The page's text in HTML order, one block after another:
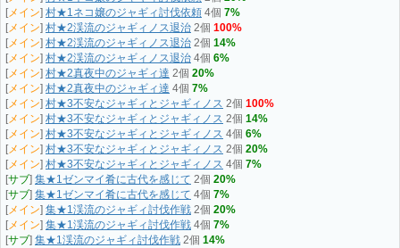
[メイン] 村★1ネコ嬢のジャギィ討伐依頼 4個 7%
[メイン] 村★2渓流のジャギィノス退治 2個 100%
[メイン] 村★2渓流のジャギィノス退治 2個 14%
[メイン] 村★2渓流のジャギィノス退治 4個 6%
[メイン] 村★2真夜中のジャギィ達 2個 20%
[メイン] 村★2真夜中のジャギィ達 4個 7%
[メイン] 村★3不安なジャギィとジャギィノス 2個 100%
[メイン] 村★3不安なジャギィとジャギィノス 2個 14%
[メイン] 村★3不安なジャギィとジャギィノス 4個 6%
[メイン] 村★3不安なジャギィとジャギィノス 2個 20%
[メイン] 村★3不安なジャギィとジャギィノス 4個 7%
[サブ] 集★1ゼンマイ肴に古代を感じて 2個 20%
[サブ] 集★1ゼンマイ肴に古代を感じて 4個 7%
[メイン] 集★1渓流のジャギィ討伐作戦 2個 20%
[メイン] 集★1渓流のジャギィ討伐作戦 4個 7%
[サブ] 集★1渓流のジャギィ討伐作戦 2個 14%